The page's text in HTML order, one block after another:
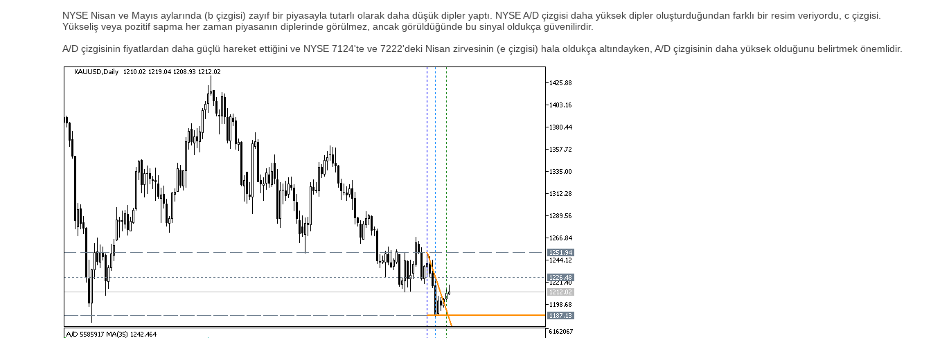
NYSE Nisan ve Mayıs aylarında (b çizgisi) zayıf bir piyasayla tutarlı olarak daha düşük dipler yaptı. NYSE A/D çizgisi daha yüksek dipler oluşturduğundan farklı bir resim veriyordu, c çizgisi.
Yükseliş veya pozitif sapma her zaman piyasanın diplerinde görülmez, ancak görüldüğünde bu sinyal oldukça güvenilirdir.
A/D çizgisinin fiyatlardan daha güçlü hareket ettiğini ve NYSE 7124'te ve 7222'deki Nisan zirvesinin (e çizgisi) hala oldukça altındayken, A/D çizgisinin daha yüksek olduğunu belirtmek önemlidir.